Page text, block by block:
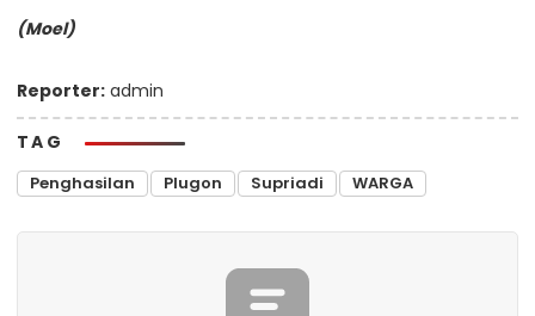
(Moel)
Reporter: admin
TAG
Penghasilan Plugon Supriadi WARGA